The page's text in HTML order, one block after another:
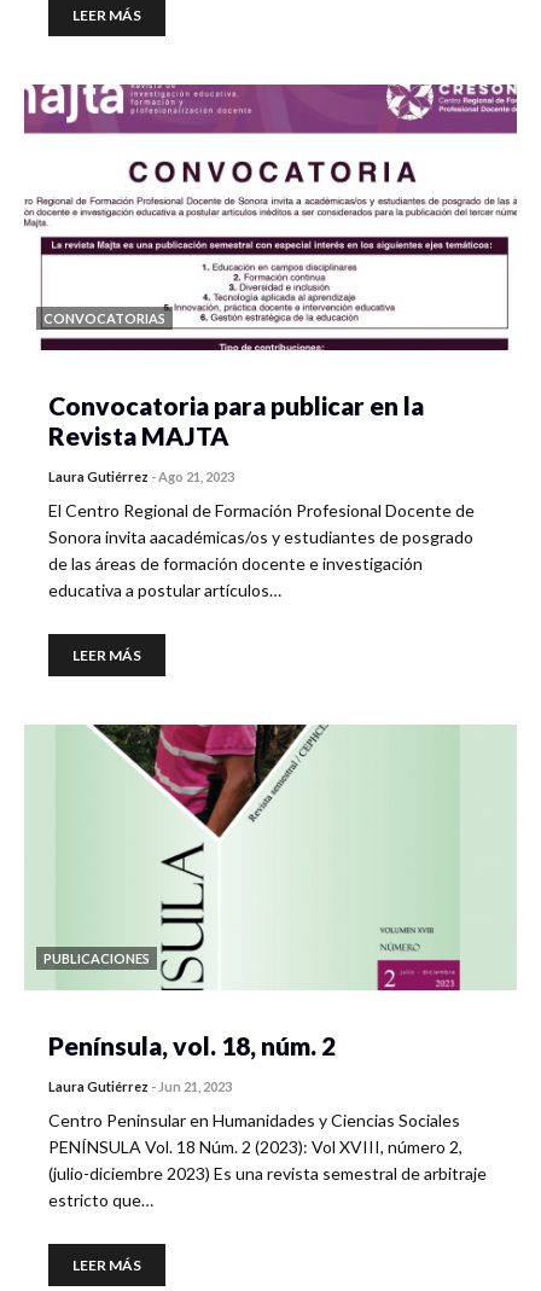
LEER MÁS
CONVOCATORIAS
Convocatoria para publicar en la
Revista MAJTA
Laura Gutiérrez -Ago 21, 2023
El Centro Regional de Formación Profesional Docente de
Sonora invita aacadémicas/os y estudiantes de posgrado
de las áreas de formación docente e investigación
educativa a postular artículos…
LEER MÁS
PUBLICACIONES
Península, vol. 18, núm. 2
Laura Gutiérrez - Jun 21, 2023
Centro Peninsular en Humanidades y Ciencias Sociales
PENÍNSULA Vol. 18 Núm. 2 (2023): Vol XVIII, número 2,
(julio-diciembre 2023) Es una revista semestral de arbitraje
estricto que…
LEER MÁS